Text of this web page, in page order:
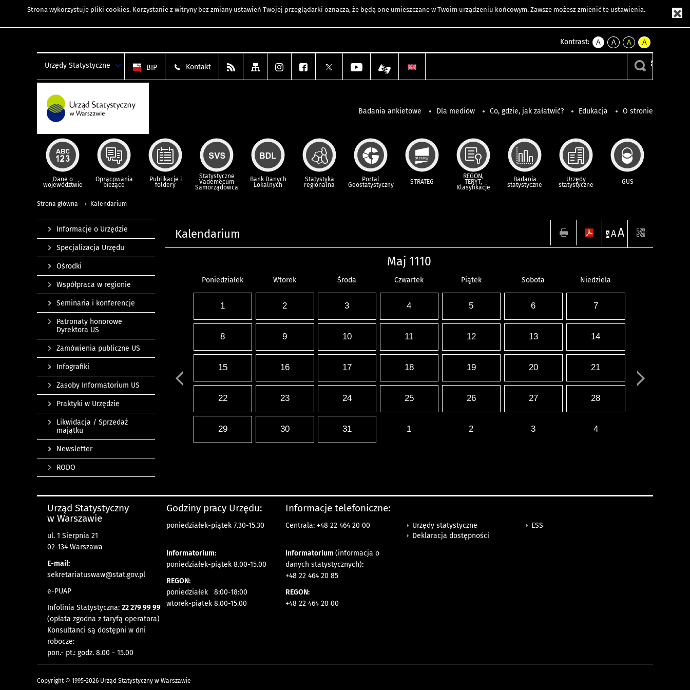
Strona wykorzystuje pliki cookies. Korzystanie z witryny bez zmiany ustawień Twojej przeglądarki oznacza, że będą one umieszczane w Twoim urządzeniu końcowym. Zawsze możesz zmienić te ustawienia.
Kontrast:
A
kontrast
A
kontrast
czarnym
A
kontrast
żółty
tekst
czarnym
A
kontrast
czarny
tekst
żółtym
Urzędy Statystyczne BIP Kontakt
Badania ankietowe Dla mediów Co, gdzie, jak załatwić? Edukacja O stronie
Dane o
województwie
Opracowania
bieżące
Publikacje i
foldery
Statystyczne
Vademecum
Samorządowca
Bank Danych
Lokalnych
Statystyka
regionalna
Portal
Geostatystyczny STRATEG
REGON,
TERYT,
Klasyfikacje
Badania
statystyczne
Urzędy
statystyczne GUS
Strona główna Kalendarium
Kalendarium A AA
Maj 1110
Poniedziałek Wtorek Środa Czwartek Piątek Sobota Niedziela
1 2 3 4 5 6 7
8 9 10 11 12 13 14
15 16 17 18 19 20 21
22 23 24 25 26 27 28
29 30 31 1 2 3 4
Informacje o Urzędzie
Specjalizacja Urzędu
Ośrodki
Współpraca w regionie
Seminaria i konferencje
Patronaty honorowe
Dyrektora US
Zamówienia publiczne US
Infografiki
Zasoby Informatorium US
Praktyki w Urzędzie
Likwidacja / Sprzedaż
majątku
Newsletter
RODO
Urząd Statystyczny
w Warszawie
ul. 1 Sierpnia 21
02-134 Warszawa
E-mail:
sekretariatuswaw@stat.gov.pl
e-PUAP
Infolinia Statystyczna: 22 279 99 99
(opłata zgodna z taryfą operatora)
Konsultanci są dostępni w dni
robocze:
pon.- pt.: godz. 8.00 - 15.00
Godziny pracy Urzędu:
poniedziałek-piątek 7.30-15.30
Informatorium:
poniedziałek-piątek 8.00-15.00
REGON:
poniedziałek 8:00-18:00
wtorek-piątek 8.00-15.00
Informacje telefoniczne:
Centrala: +48 22 464 20 00
Informatorium (informacja o
danych statystycznych):
+48 22 464 20 85
REGON:
+48 22 464 20 00
Urzędy statystyczne
Deklaracja dostępności
ESS
Copyright © 1995-2026 Urząd Statystyczny w Warszawie